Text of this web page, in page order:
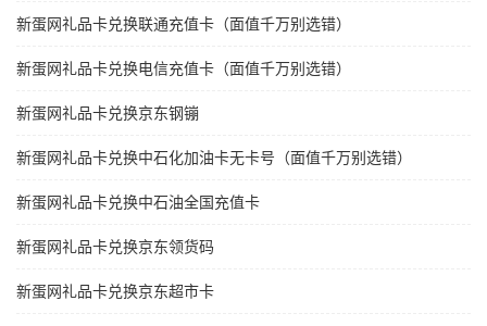
新蛋网礼品卡兑换联通充值卡（面值千万别选错）
新蛋网礼品卡兑换电信充值卡（面值千万别选错）
新蛋网礼品卡兑换京东钢镚
新蛋网礼品卡兑换中石化加油卡无卡号（面值千万别选错）
新蛋网礼品卡兑换中石油全国充值卡
新蛋网礼品卡兑换京东领货码
新蛋网礼品卡兑换京东超市卡